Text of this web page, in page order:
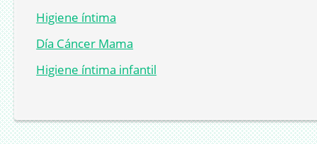
Higiene íntima
Día Cáncer Mama
Higiene íntima infantil